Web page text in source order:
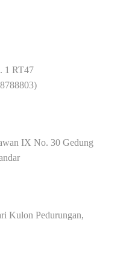
1 RT47
IX No. 30 Gedung
Kulon Pedurungan,